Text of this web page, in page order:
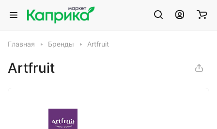
Главная Бренды Artfruit
Artfruit